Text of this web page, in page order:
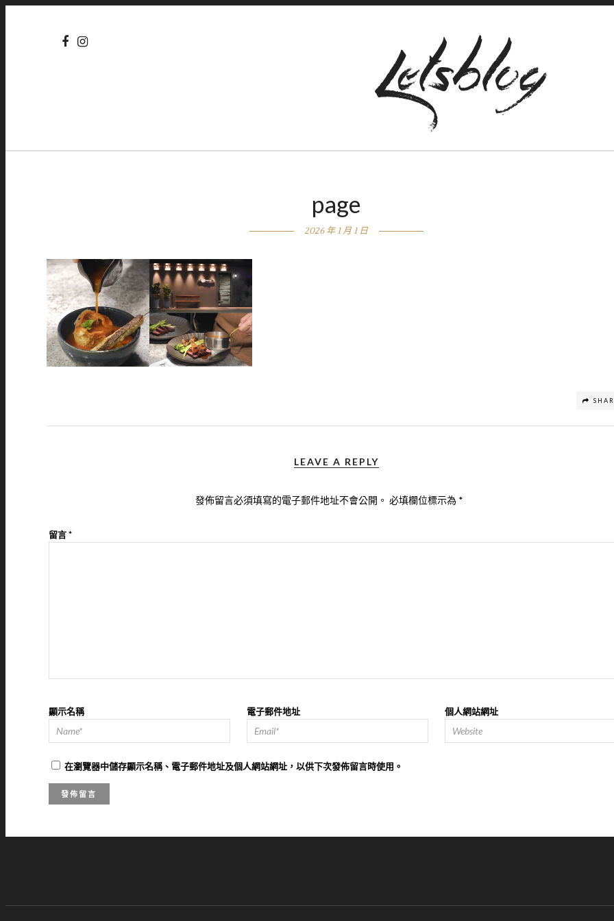
page
2026 年 1 月 1 日
LEAVE A REPLY
發佈留言必須填寫的電子郵件地址不會公開。 必填欄位標示為 *
留言*
顯示名稱 電子郵件地址 個人網站網址
在瀏覽器中儲存顯示名稱、電子郵件地址及個人網站網址，以供下次發佈留言時使用。